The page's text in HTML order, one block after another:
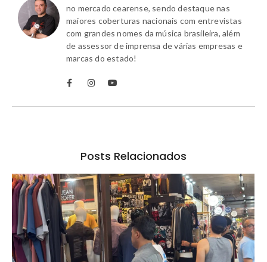
no mercado cearense, sendo destaque nas
maiores coberturas nacionais com entrevistas
com grandes nomes da música brasileira, além
de assessor de imprensa de várias empresas e
marcas do estado!
Posts Relacionados